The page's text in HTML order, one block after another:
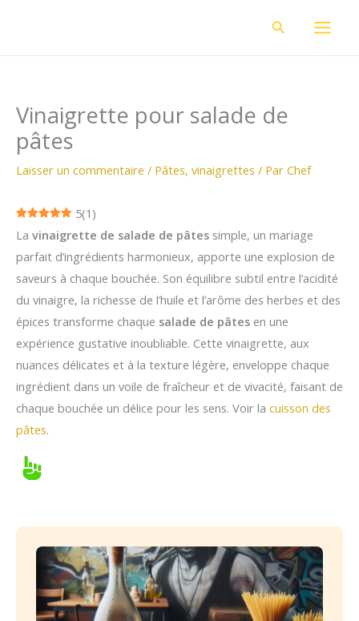
Rechercher
Vinaigrette pour salade de
pâtes
Laisser un commentaire / Pâtes, vinaigrettes / Par Chef
5(1 )
La vinaigrette de salade de pâtes simple, un mariage
parfait d’ingrédients harmonieux, apporte une explosion de
saveurs à chaque bouchée. Son équilibre subtil entre l’acidité
du vinaigre, la richesse de l’huile et l’arôme des herbes et des
épices transforme chaque salade de pâtes en une
expérience gustative inoubliable. Cette vinaigrette, aux
nuances délicates et à la texture légère, enveloppe chaque
ingrédient dans un voile de fraîcheur et de vivacité, faisant de
chaque bouchée un délice pour les sens. Voir la cuisson des
pâtes.